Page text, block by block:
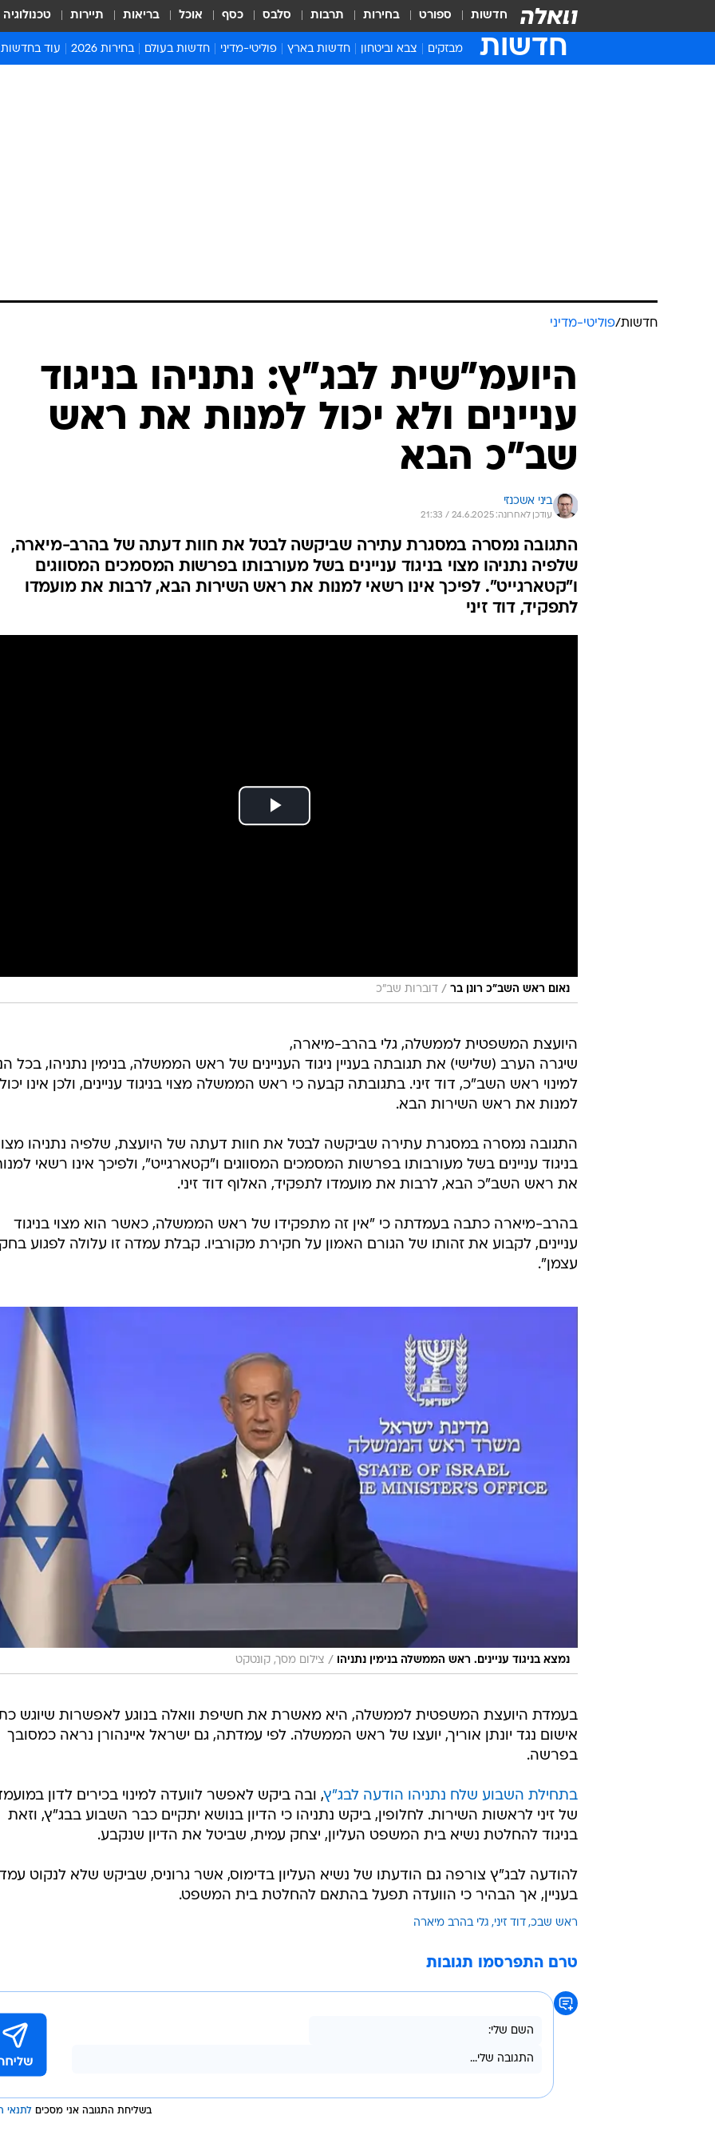
חדשות ספורט בחירות תרבות סלבס כסף אוכל בריאות תיירות טכנולוגיה
חדשות מבזקים צבא וביטחון חדשות בארץ פוליטי-מדיני חדשות בעולם בחירות 2026 עוד בחדשות
המייל האדום
חדשות/פוליטי-מדיני
היועמ"שית לבג"ץ: נתניהו בניגוד
עניינים ולא יכול למנות את ראש
שב"כ הבא
ביני אשכנזי
עודכן לאחרונה: 24.6.2025 / 21:33
התגובה נמסרה במסגרת עתירה שביקשה לבטל את חוות דעתה של בהרב-מיארה,
שלפיה נתניהו מצוי בניגוד עניינים בשל מעורבותו בפרשות המסמכים המסווגים
ו"קטארגייט". לפיכך אינו רשאי למנות את ראש השירות הבא, לרבות את מועמדו
לתפקיד, דוד זיני
נאום ראש השב"כ רונן בר / דוברות שב"כ
היועצת המשפטית לממשלה, גלי בהרב-מיארה,
שיגרה הערב (שלישי) את תגובתה בעניין ניגוד העניינים של ראש הממשלה, בנימין נתניהו, בכל
למינוי ראש השב"כ, דוד זיני. בתגובתה קבעה כי ראש הממשלה מצוי בניגוד עניינים, ולכן אינו יכול
למנות את ראש השירות הבא.
התגובה נמסרה במסגרת עתירה שביקשה לבטל את חוות דעתה של היועצת, שלפיה נתניהו
בניגוד עניינים בשל מעורבותו בפרשות המסמכים המסווגים ו"קטארגייט", ולפיכך אינו רשאי
את ראש השב"כ הבא, לרבות את מועמדו לתפקיד, האלוף דוד זיני.
בהרב-מיארה כתבה בעמדתה כי "אין זה מתפקידו של ראש הממשלה, כאשר הוא מצוי בניגוד
עניינים, לקבוע את זהותו של הגורם האמון על חקירת מקורביו. קבלת עמדה זו עלולה לפגוע
עצמן".
נמצא בניגוד עניינים. ראש הממשלה בנימין נתניהו / צילום מסך, קונטקט
בעמדת היועצת המשפטית לממשלה, היא מאשרת את חשיפת וואלה בנוגע לאפשרות שיוגש
אישום נגד יונתן אוריך, יועצו של ראש הממשלה. לפי עמדתה, גם ישראל איינהורן נראה כמסובך
בפרשה.
בתחילת השבוע שלח נתניהו הודעה לבג"ץ, ובה ביקש לאפשר לוועדה למינוי בכירים לדון
של זיני לראשות השירות. לחלופין, ביקש נתניהו כי הדיון בנושא יתקיים כבר השבוע בבג"ץ, וזאת
בניגוד להחלטת נשיא בית המשפט העליון, יצחק עמית, שביטל את הדיון שנקבע.
להודעה לבג"ץ צורפה גם הודעתו של נשיא העליון בדימוס, אשר גרוניס, שביקש שלא לנקוט
בעניין, אך הבהיר כי הוועדה תפעל בהתאם להחלטת בית המשפט.
ראש שבכ דוד זיני גלי בהרב מיארה
טרם התפרסמו תגובות
בשליחת התגובה אני מסכים לתנאי